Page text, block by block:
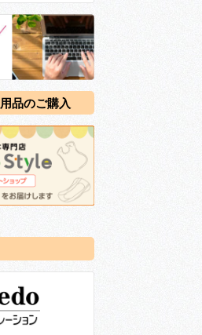
品のご購入